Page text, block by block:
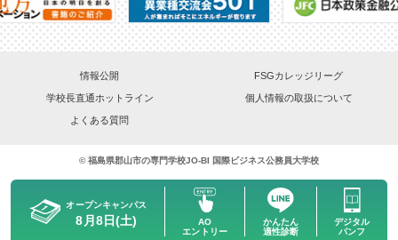
情報公開 FSGカレッジリーグ
学校長直通ホットライン 個人情報の取扱について
よくある質問
©福島県郡山市の専門学校JO-BI 国際ビジネス公務員大学校
オープンキャンパス
8月 8日(土)
AO
エントリー
かんたん
適性診断
デジタル
パンフ